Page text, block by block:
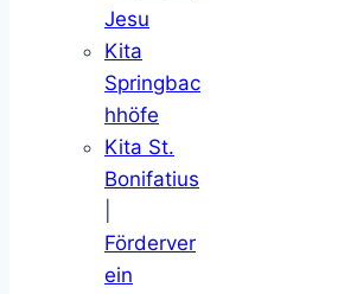
Jesu
Kita
Springbac
hhöfe
Kita St.
Bonifatius
Förderver
ein